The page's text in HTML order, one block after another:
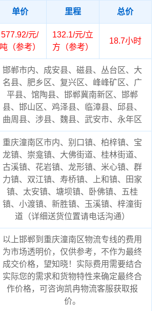
单价 里程 总价
577.92/元/
吨（参考）
132.1/元/立
方（参考）
18.7小时
邯郸市内、成安县、磁县、丛台区、大
名县、肥乡区、复兴区、峰峰矿区、广
平县、馆陶县、邯郸冀南新区、邯郸
县、邯山区、鸡泽县、临漳县、邱县、
曲周县、涉县、魏县、武安市、永年区
重庆潼南区市内、别口镇、柏梓镇、宝
龙镇、崇龛镇、大佛街道、桂林街道、
古溪镇、花岩镇、龙形镇、米心镇、群
力镇、双江镇、寿桥镇、上和镇、田家
镇、太安镇、塘坝镇、卧佛镇、五桂
镇、小渡镇、新胜镇、玉溪镇、梓潼街
道（详细送货位置请电话沟通）
以上邯郸到重庆潼南区物流专线的费用
为市场透明价，仅供参考，不作为最终
成交价格，望知晓！实际费用需要结合
实际您的需求和货物特性来确定最终合
作价格，可咨询凯冉物流客服获取报
价。